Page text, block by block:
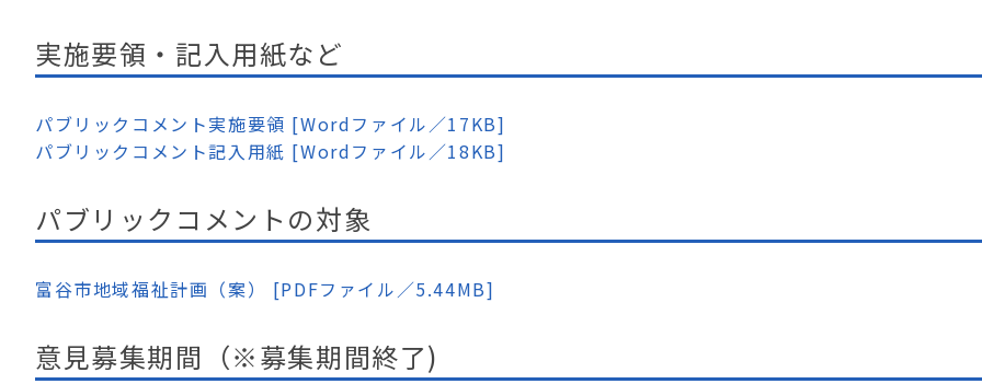
実施要領・記入用紙など
パブリックコメント実施要領 [Wordファイル／17KB]
パブリックコメント記入用紙 [Wordファイル／18KB]
パブリックコメントの対象
富谷市地域福祉計画（案） [PDFファイル／5.44MB]
意見募集期間（※募集期間終了)